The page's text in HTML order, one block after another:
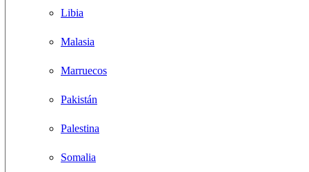
Libia
Malasia
Marruecos
Pakistán
Palestina
Somalia